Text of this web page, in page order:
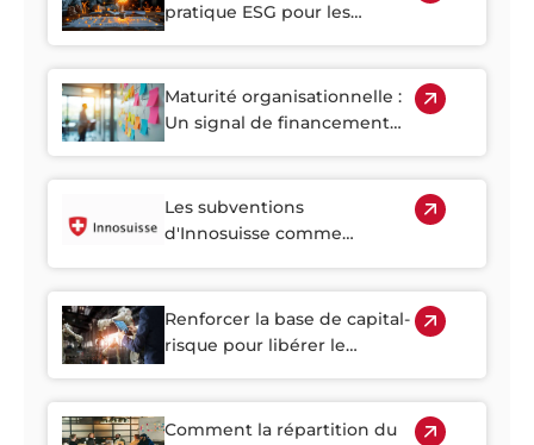
pratique ESG pour les
Suisse
Maturité organisationnelle :
Un signal de financement
croissance suisses
Les subventions
d'Innosuisse comme
indique aux investisseurs
Renforcer la base de capital-
risque pour libérer le
Suisse
Comment la répartition du